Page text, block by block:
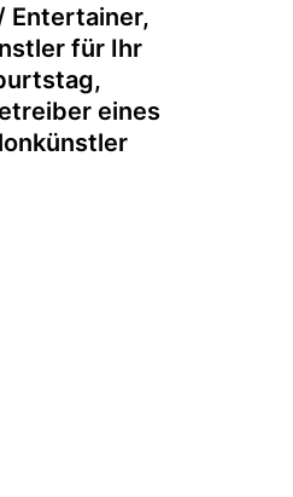
Entertainer,
für Ihr
eines